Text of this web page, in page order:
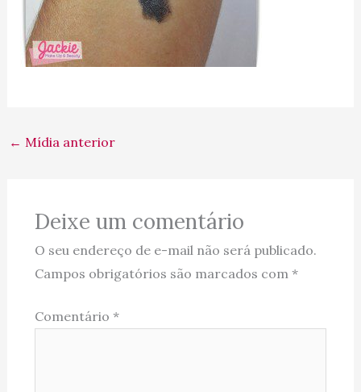
← Mídia anterior
Deixe um comentário
O seu endereço de e-mail não será publicado.
Campos obrigatórios são marcados com *
Comentário *